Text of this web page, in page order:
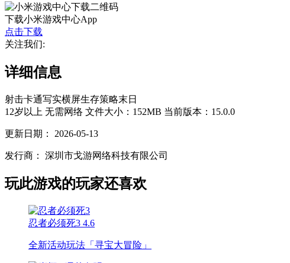
下载小米游戏中心App
点击下载
关注我们:
详细信息
射击卡通写实横屏生存策略末日
12岁以上 无需网络 文件大小：152MB 当前版本：15.0.0
更新日期： 2026-05-13
发行商： 深圳市戈游网络科技有限公司
玩此游戏的玩家还喜欢
忍者必须死3 4.6
全新活动玩法「寻宝大冒险」